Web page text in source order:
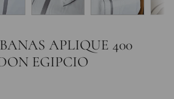
APLIQUE 400
EGIPCIO